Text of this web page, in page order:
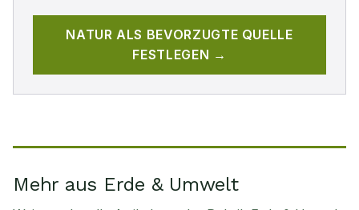
NATUR ALS BEVORZUGTE QUELLE
FESTLEGEN →
Mehr aus Erde & Umwelt